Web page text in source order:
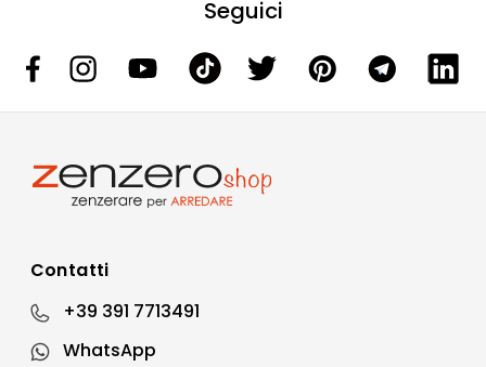
Seguici
Contatti
+39 391 7713491
WhatsApp